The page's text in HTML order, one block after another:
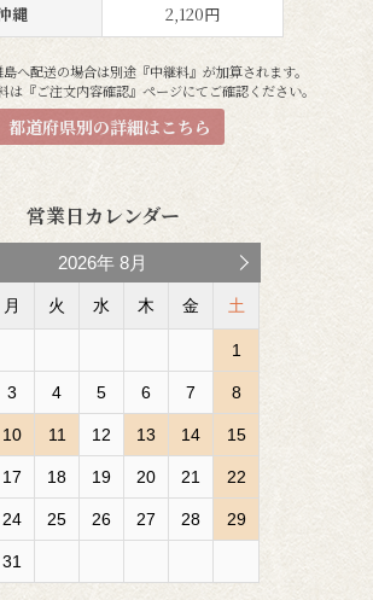
縄
2,120円
へ配送の場合は別途『中継料』が加算されます。
は『ご注文内容確認』ページにてご確認ください。
都道府県別の詳細はこちら
営業日カレンダー
2026年 8月
月 火 水 木 金 土
1
3 4 5 6 7 8
10 11 12 13 14 15
17 18 19 20 21 22
24 25 26 27 28 29
31